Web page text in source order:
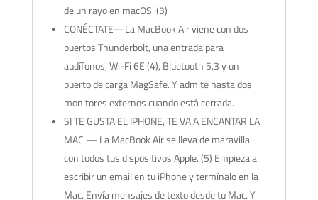
de un rayo en macOS. (3)
CONÉCTATE—La MacBook Air viene con dos
puertos Thunderbolt, una entrada para
audífonos, Wi-Fi 6E (4), Bluetooth 5.3 y un
puerto de carga MagSafe. Y admite hasta dos
monitores externos cuando está cerrada.
SI TE GUSTA EL IPHONE, TE VA A ENCANTAR LA
MAC — La MacBook Air se lleva de maravilla
con todos tus dispositivos Apple. (5) Empieza a
escribir un email en tu iPhone y termínalo en la
Mac. Envía mensajes de texto desde tu Mac. Y